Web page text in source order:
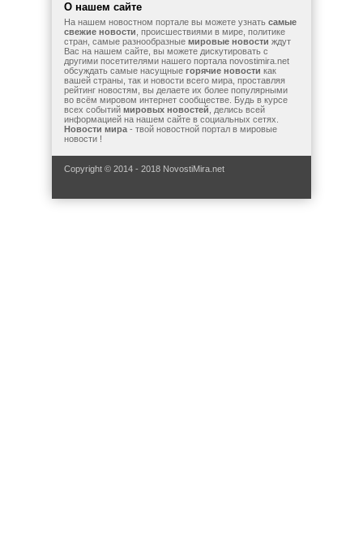
О нашем сайте
На нашем новостном портале вы можете узнать самые
свежие новости , происшествиями в мире, политике
стран, самые разнообразные мировые новости ждут
Вас на нашем сайте, вы можете дискутировать с
другими посетителями нашего портала novostimira.net
обсуждать самые насущные горячие новости как
вашей страны, так и новости всего мира, проставляя
рейтинг новостям, вы делаете их более популярными
во всём мировом интернет сообществе. Будь в курсе
всех событий мировых новостей , делись всей
информацией на нашем сайте в социальных сетях.
Новости мира - твой новостной портал в мировые
новости !
Copyright © 2014 - 2018 NovostiMira.net